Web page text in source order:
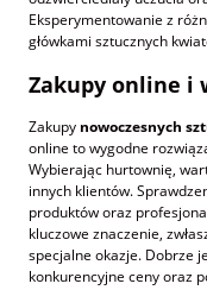
Eksperymentowanie z
główkami sztucznych
Zakupy online i
Zakupy nowoczesnych
online to wygodne
Wybierając hurtownię,
innych klientów.
produktów oraz
kluczowe znaczenie,
specjalne okazje. Dobrze
konkurencyjne ceny oraz